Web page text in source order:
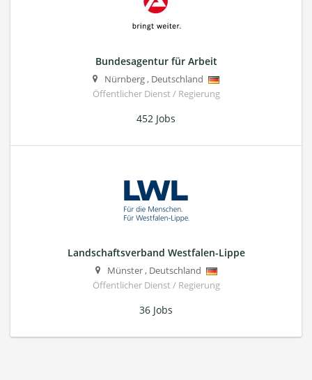
Bundesagentur für Arbeit
Nürnberg, Deutschland
Öffentlicher Dienst / Regierung
452 Jobs
Landschaftsverband Westfalen-Lippe
Münster, Deutschland
Öffentlicher Dienst / Regierung
36 Jobs